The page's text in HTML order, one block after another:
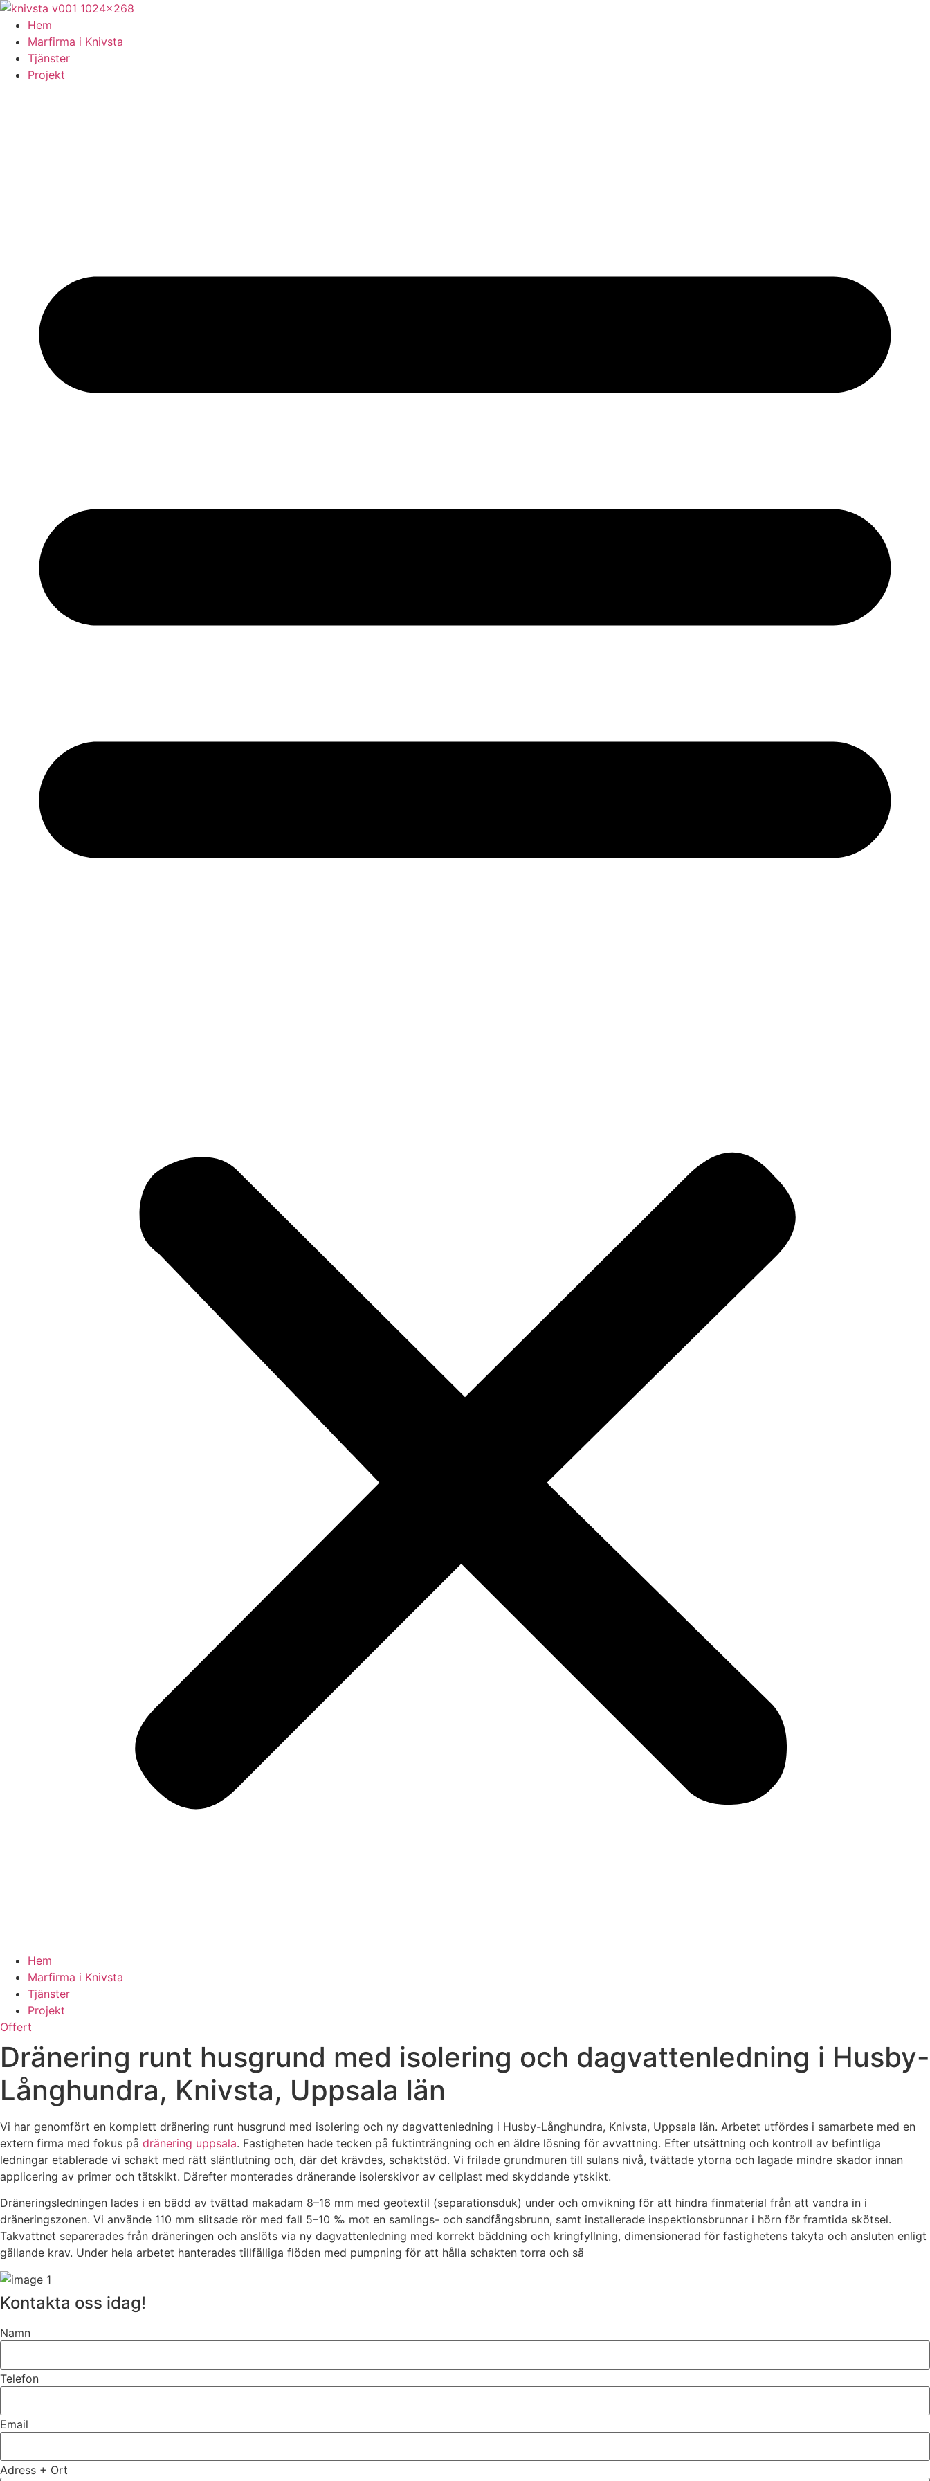
Skip
content
Hem
Marfirma i Knivsta
Tjänster
Projekt
Hem
Marfirma i Knivsta
Tjänster
Projekt
Offert
Dränering runt husgrund med isolering och dagvattenledning i Husby-
Långhundra, Knivsta, Uppsala län
Vi har genomfört en komplett dränering runt husgrund med isolering och ny dagvattenledning i Husby-Långhundra, Knivsta, Uppsala län. Arbetet utfördes i samarbete med en
extern firma med fokus på dränering uppsala. Fastigheten hade tecken på fuktinträngning och en äldre lösning för avvattning. Efter utsättning och kontroll av befintliga
ledningar etablerade vi schakt med rätt släntlutning och, där det krävdes, schaktstöd. Vi frilade grundmuren till sulans nivå, tvättade ytorna och lagade mindre skador innan
applicering av primer och tätskikt. Därefter monterades dränerande isolerskivor av cellplast med skyddande ytskikt.
Dräneringsledningen lades i en bädd av tvättad makadam 8–16 mm med geotextil (separationsduk) under och omvikning för att hindra finmaterial från att vandra in i
dräneringszonen. Vi använde 110 mm slitsade rör med fall 5–10 ‰ mot en samlings- och sandfångsbrunn, samt installerade inspektionsbrunnar i hörn för framtida skötsel.
Takvattnet separerades från dräneringen och anslöts via ny dagvattenledning med korrekt bäddning och kringfyllning, dimensionerad för fastighetens takyta och ansluten enligt
gällande krav. Under hela arbetet hanterades tillfälliga flöden med pumpning för att hålla schakten torra och sä
Kontakta oss idag!
Namn
Telefon
Email
Adress + Ort